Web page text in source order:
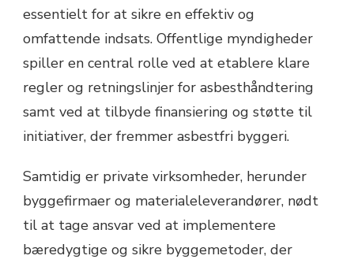
essentielt for at sikre en effektiv og
omfattende indsats. Offentlige myndigheder
spiller en central rolle ved at etablere klare
regler og retningslinjer for asbesthåndtering
samt ved at tilbyde finansiering og støtte til
initiativer, der fremmer asbestfri byggeri.
Samtidig er private virksomheder, herunder
byggefirmaer og materialeleverandører, nødt
til at tage ansvar ved at implementere
bæredygtige og sikre byggemetoder, der